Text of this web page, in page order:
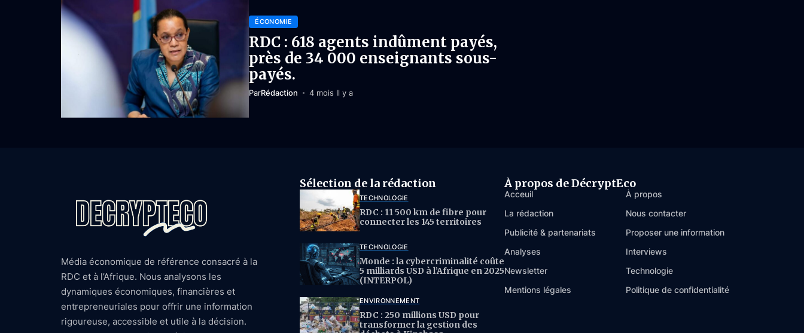
ÉCONOMIE
RDC : 618 agents indûment payés,
près de 34 000 enseignants sous-
payés.
ParRédaction 4 mois Il y a
Média économique de référence consacré à la
RDC et à l’Afrique. Nous analysons les
dynamiques économiques, financières et
entrepreneuriales pour offrir une information
rigoureuse, accessible et utile à la décision.
Sélection de la rédaction
TECHNOLOGIE
RDC : 11 500 km de fibre pour
connecter les 145 territoires
TECHNOLOGIE
Monde : la cybercriminalité coûte
5 milliards USD à l’Afrique en 2025
(INTERPOL)
ENVIRONNEMENT
RDC : 250 millions USD pour
transformer la gestion des
À propos de DécryptEco
Acceuil
À propos
La rédaction
Nous contacter
Publicité & partenariats
Proposer une information
Analyses
Interviews
Newsletter
Technologie
Mentions légales
Politique de confidentialité